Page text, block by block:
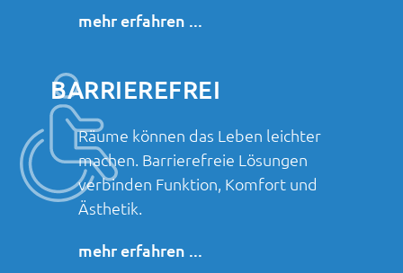
mehr erfahren ...
BARRIEREFREI
Räume können das Leben leichter
machen. Barrierefreie Lösungen
verbinden Funktion, Komfort und
Ästhetik.
mehr erfahren ...